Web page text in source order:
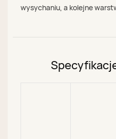
wysychaniu, a kolejne